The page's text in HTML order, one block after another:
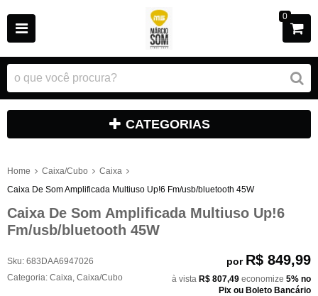
0
CATEGORIAS
Home Caixa/Cubo
Caixa
Caixa De Som Amplificada Multiuso Up!6 Fm/usb/bluetooth 45W
Caixa De Som Amplificada Multiuso Up!6
Fm/usb/bluetooth 45W
Sku: 683DAA6947026
Categoria: Caixa Caixa/Cubo
por R$ 849,99
à vista R$ 807,49 economize 5% no
Pix ou Boleto Bancário